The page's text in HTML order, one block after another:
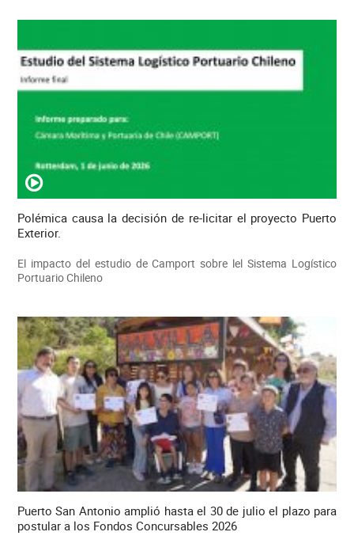
Polémica causa la decisión de re-licitar el proyecto Puerto
Exterior.
El impacto del estudio de Camport sobre lel Sistema Logístico
Portuario Chileno
Puerto San Antonio amplió hasta el 30 de julio el plazo para
postular a los Fondos Concursables 2026